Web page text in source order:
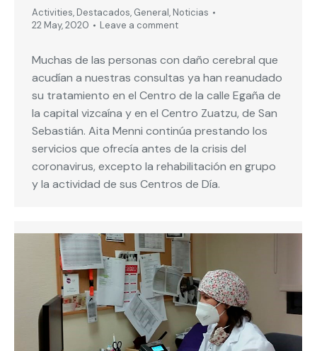
Activities, Destacados, General, Noticias
22 May, 2020
Leave a comment
Muchas de las personas con daño cerebral que
acudían a nuestras consultas ya han reanudado
su tratamiento en el Centro de la calle Egaña de
la capital vizcaína y en el Centro Zuatzu, de San
Sebastián. Aita Menni continúa prestando los
servicios que ofrecía antes de la crisis del
coronavirus, excepto la rehabilitación en grupo
y la actividad de sus Centros de Día.